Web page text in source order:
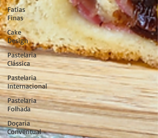
Fatias
Finas
Cake
Design
Pastelaria
Clássica
Pastelaria
Internacional
Pastelaria
Folhada
Doçaria
Conventual